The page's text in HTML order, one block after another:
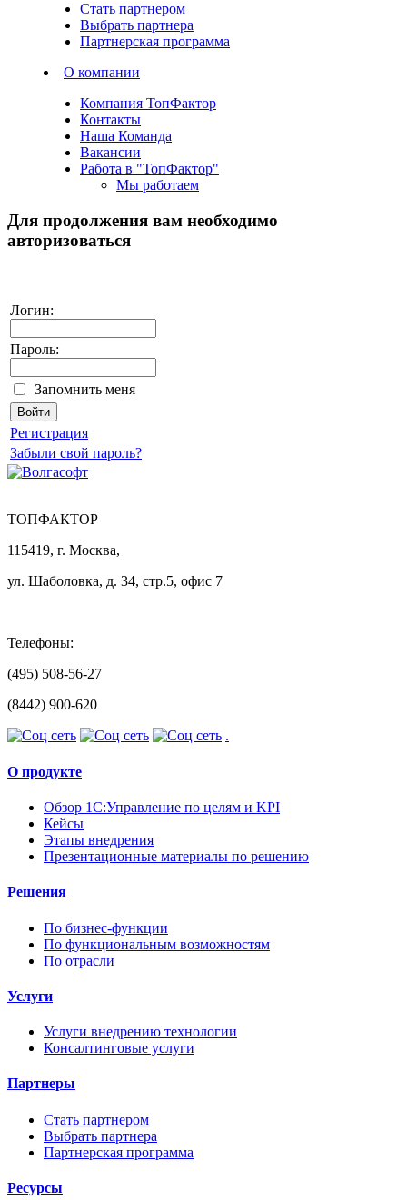
Стать партнером
Выбрать партнера
Партнерская программа
О компании
Компания ТопФактор
Контакты
Наша Команда
Вакансии
Работа в "ТопФактор"
Мы работаем
Для продолжения вам необходимо
авторизоваться
Логин:
Пароль:
Запомнить меня
Регистрация
Забыли свой пароль?
ТОПФАКТОР
115419, г. Москва,
ул. Шаболовка, д. 34, стр.5, офис 7
Телефоны:
(495) 508-56-27
(8442) 900-620
.
О продукте
Обзор 1С:Управление по целям и KPI
Кейсы
Этапы внедрения
Презентационные материалы по решению
Решения
По бизнес-функции
По функциональным возможностям
По отрасли
Услуги
Услуги внедрению технологии
Консалтинговые услуги
Партнеры
Стать партнером
Выбрать партнера
Партнерская программа
Ресурсы